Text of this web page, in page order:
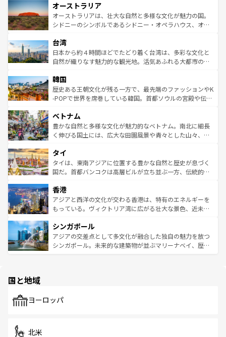
部のニューオーリンズでは、音楽と美食が融合した独特の
文化が魅力。旅行者はアメリカの各地域で異なる魅力を楽
しみながら、その多様性と豊かな歴史を感じることができ
ならではの贅沢な旅のスタイルだ。 なお、新着のアメリカ
情報はコンテンツ一覧を参照してほしい。
ワイ島は見逃せない。また、定番の観光地といえばオアフ
島だが、静かな自然を求めるならマウイ島やカウアイ島が
おすすめ。エメラルドグリーンに輝く海をはじめ、豊かな
れるおもてなしの心で訪れる人々を迎えてくれるハワイの
人々、おいしいローカルフードやハワイアンミュージッ
ク、伝統的なフラダンスなど、すべてがハワイの魅力を彩
ワイを、存分に味わってほしい。 なお、新着のハワイ情報
はコンテンツ一覧を参照してほしい。
オーストラリア
オーストラリアは、壮大な自然と多様な文化が魅力の国。
シドニーのシンボルであるシドニー・オペラハウス、オー
リアリーフや大陸中央部にそびえるウルル（エアーズロッ
ク）、タスマニアの美しい原生林やケアンズの熱帯雨林な
ど、見どころがたくさん。また、カフェやワイン、オージ
いる。アクティビティも充実しており、サーフィンやダイ
ビング、ハイキングなど、アウトドア好きにはたまらな
い。オーストラリアの多彩な魅力を存分に味わいつくそ
参照してほしい。
台湾
日本から約４時間ほどでたどり着く台湾は、多彩な文化と
自然が織りなす魅力的な観光地。活気あふれる大都市の台
ン）、静ひつな山岳地帯である台湾東部など、都市の喧騒
と山間の静けさが共存しており、訪れる人に新しい発見と
驚きをもたらしてくれる。また、奥深い台湾の食文化も魅
容にもいいと評判のスイーツなど、バラエティ豊かな料理
が味わえる。 なお、新着の台湾情報は コンテンツ一覧を参
照してほしい。
韓国
歴史ある王朝文化が残る一方で、最先端のファッションやK
-POPで世界を席巻している韓国。首都ソウルの宮殿や伝統
き、地方に足を延ばせば四季折々の自然美を楽しむことが
できる。そして、キムチや焼肉、絶品のストリートフード
まで、さまざまな韓国料理が待っている。夜には、韓国な
リティに包まれながら、韓国の多彩な魅力を心ゆくまで味
わってみてほしい。 なお、新着の韓国情報はコンテンツ一
覧を参照してほしい。
ベトナム
豊かな自然と多様な文化が魅力的なベトナム。南北に細長
く伸びる国土には、広大な田園風景や青々とした山々、世
急速な発展と共に伝統が息づく。ハノイの古い町並みやホ
ーチミン市のフランス統治時代の建物も、独特の雰囲気を
醸し出している。また、バラエティの豊かさとおいしさで
とつ。フォーやバインミー、ベトナムコーヒーなどは、ぜ
ひ現地で味わいたい。どの地域を訪れてもあたたかい人々
が旅行者を迎えてくれるので、きっと忘れられない旅にな
参照してほしい。
タイ
タイは、東南アジアに位置する豊かな自然と歴史が息づく
国だ。首都バンコクは高層ビルが立ち並ぶ一方、伝統的な
の活気が交差している。北部ではチェンマイなどの山岳地
帯で自然と触れ合い、南部ではプーケットやクラビの美し
いビーチでリゾート気分を楽しむことができる。タイ料理
激する。気候は一年中温暖で、どの季節にも異なる楽しみ
が待っている。親しみやすいタイの人々、仏教を中心とし
た文化、そして多様な観光資源が、訪れる旅人を魅了し続
香港
アジアと西洋の文化が交わる香港は、特有のエネルギーを
もっている。ヴィクトリア湾に広がる壮大な景色、近未来
み、どこを訪れても感動するはず。観光スポットが密集し
ており、効率よく見どころを回れるのも魅力。息をのむよ
うな絶景から文化的な体験まで、香港を存分に楽しみ尽く
シンガポール
アジアの交差点として多文化が融合した独自の魅力を放つ
シンガポール。未来的な建築物が並ぶマリーナベイ、歴史
で、ホーカーズは地元の風情を楽しめる外せないスポット
国と地域
ヨーロッパ
北米